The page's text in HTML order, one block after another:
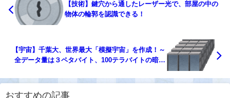
【技術】鍵穴から通したレーザー光で、部屋の中の
物体の輪郭を認識できる！
【宇宙】千葉大、世界最大「模擬宇宙」を作成！～
全データ量は３ペタバイト、100テラバイトの暗黒
おすすめの記事